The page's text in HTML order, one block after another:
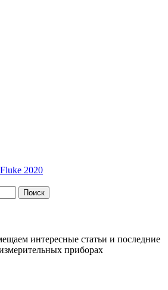
2020
интересные статьи и последние
приборах